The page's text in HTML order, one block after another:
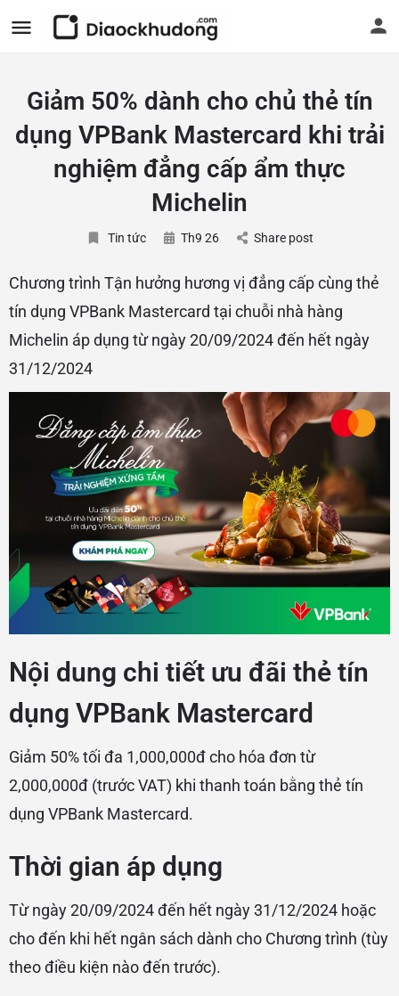
Giảm 50% dành cho chủ thẻ tín
dụng VPBank Mastercard khi trải
nghiệm đẳng cấp ẩm thực
Michelin
Tin tức Th9 26 Share post
Chương trình Tận hưởng hương vị đẳng cấp cùng thẻ
tín dụng VPBank Mastercard tại chuỗi nhà hàng
Michelin áp dụng từ ngày 20/09/2024 đến hết ngày
31/12/2024
Nội dung chi tiết ưu đãi thẻ tín
dụng VPBank Mastercard
Giảm 50% tối đa 1,000,000đ cho hóa đơn từ
2,000,000đ (trước VAT) khi thanh toán bằng thẻ tín
dụng VPBank Mastercard.
Thời gian áp dụng
Từ ngày 20/09/2024 đến hết ngày 31/12/2024 hoặc
cho đến khi hết ngân sách dành cho Chương trình (tùy
theo điều kiện nào đến trước).